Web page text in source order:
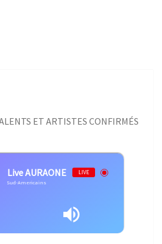
ET ARTISTES CONFIRMÉS
Live AURAONE LIVE
Americains